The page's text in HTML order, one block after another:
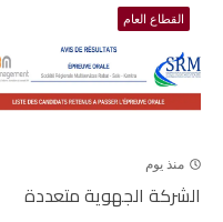
القطاع العام
منذ يوم
الشركة الجهوية متعددة